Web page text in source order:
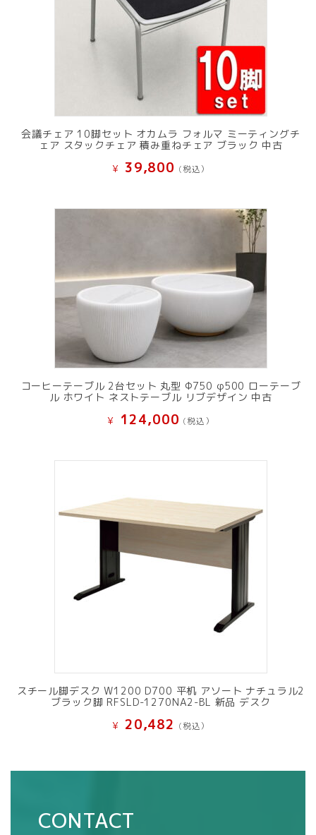
会議チェア 10脚セット オカムラ フォルマ ミーティングチ
ェア スタックチェア 積み重ねチェア ブラック 中古
¥ 39,800 (税込）
コーヒーテーブル 2台セット 丸型 Φ750 φ500 ローテーブ
ル ホワイト ネストテーブル リブデザイン 中古
¥ 124,000 (税込）
スチール脚デスク W1200 D700 平机 アソート ナチュラル2
ブラック脚 RFSLD-1270NA2-BL 新品 デスク
¥ 20,482 (税込）
CONTACT